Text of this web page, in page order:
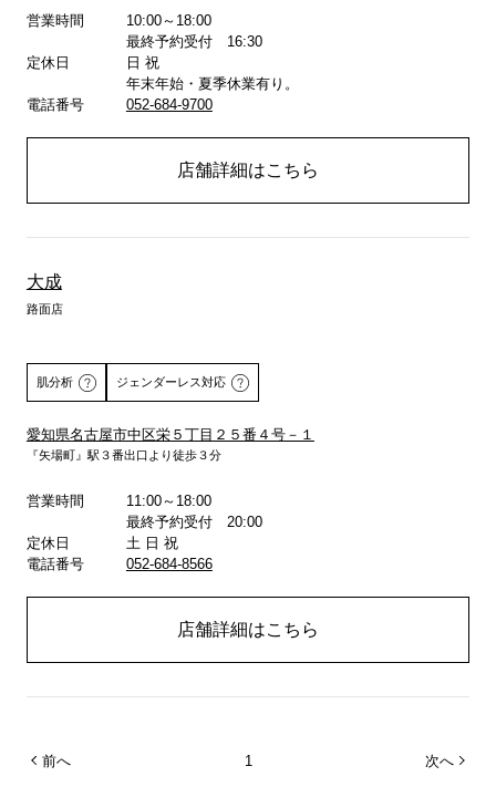
営業時間
10:00～18:00
最終予約受付 16:30
定休日
日 祝
年末年始・夏季休業有り。
電話番号
052-684-9700
店舗詳細はこちら
大成
路面店
肌分析 ジェンダーレス対応
愛知県名古屋市中区栄５丁目２５番４号－１
『矢場町』駅３番出口より徒歩３分
営業時間
11:00～18:00
最終予約受付 20:00
定休日
土 日 祝
電話番号
052-684-8566
店舗詳細はこちら
前へ 1 次へ